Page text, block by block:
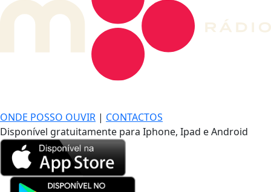
ONDE POSSO OUVIR | CONTACTOS
Disponível gratuitamente para Iphone, Ipad e Android